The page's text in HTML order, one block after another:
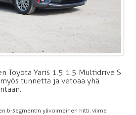
Toyota Yaris 1.5 1.5 Multidrive S
tunnetta ja vetoaa yhä
b-segmentin ylivoimainen hitti: viime